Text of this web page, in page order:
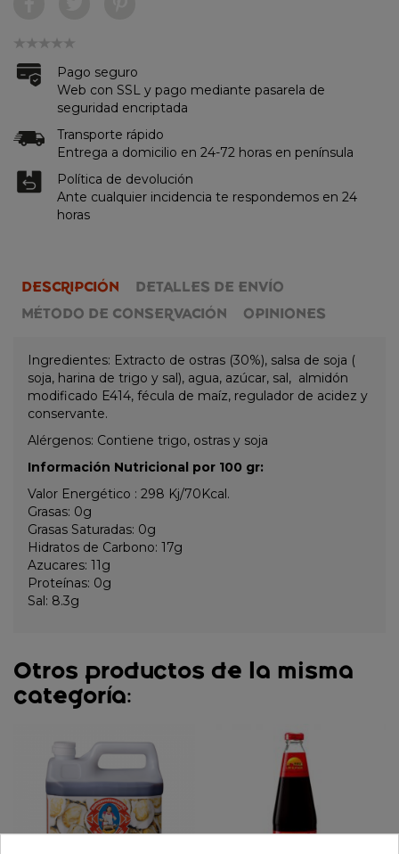
Pago seguro
Web con SSL y pago mediante pasarela de
seguridad encriptada
Transporte rápido
Entrega a domicilio en 24-72 horas en península
Política de devolución
Ante cualquier incidencia te respondemos en 24
horas
DESCRIPCIÓN
DETALLES DE ENVÍO
MÉTODO DE CONSERVACIÓN
OPINIONES
Ingredientes: Extracto de ostras (30%), salsa de soja (
soja, harina de trigo y sal), agua, azúcar, sal, almidón
modificado E414, fécula de maíz, regulador de acidez y
conservante.
Alérgenos: Contiene trigo, ostras y soja
Información Nutricional por 100 gr:
Valor Energético : 298 Kj/70Kcal.
Grasas: 0g
Grasas Saturadas: 0g
Hidratos de Carbono: 17g
Azucares: 11g
Proteínas: 0g
Sal: 8.3g
Otros productos de la misma
categoría: